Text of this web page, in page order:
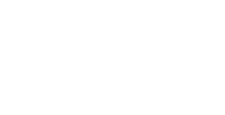
– etwa Ölwechsel, Inspektionen oder der